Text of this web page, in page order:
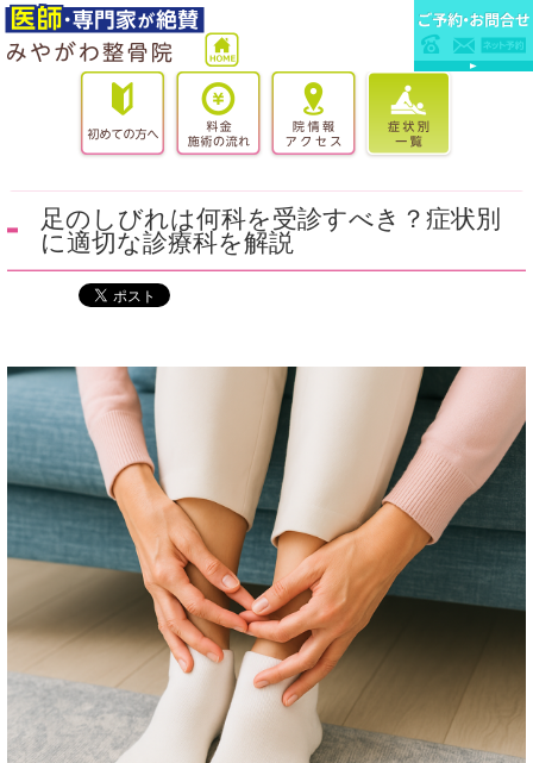
足のしびれは何科を受診すべき？症状別
に適切な診療科を解説